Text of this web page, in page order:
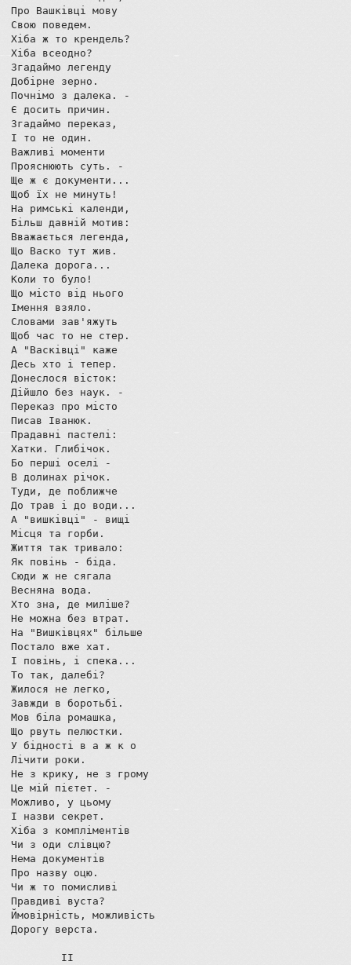
Про Вашківці мову
Свою поведем.
Хіба ж то крендель?
Хіба всеодно?
Згадаймо легенду
Добірне зерно.
Почнімо з далека. -
Є досить причин.
Згадаймо переказ,
І то не один.
Важливі моменти
Прояснюють суть. -
Ще ж є документи...
Щоб їх не минуть!
На римські календи,
Більш давній мотив:
Вважається легенда,
Що Васко тут жив.
Далека дорога...
Коли то було!
Що місто від нього
Імення взяло.
Словами зав'яжуть
Щоб час то не стер.
А "Васківці" каже
Десь хто і тепер.
Донеслося вісток:
Дійшло без наук. -
Переказ про місто
Писав Іванюк.
Прадавні пастелі:
Хатки. Глибічок.
Бо перші оселі -
В долинах річок.
Туди, де поближче
До трав і до води...
А "вишківці" - вищі
Місця та горби.
Життя так тривало:
Як повінь - біда.
Сюди ж не сягала
Весняна вода.
Хто зна, де миліше?
Не можна без втрат.
На "Вишківцях" більше
Постало вже хат.
І повінь, і спека...
То так, далебі?
Жилося не легко,
Завжди в боротьбі.
Мов біла ромашка,
Що рвуть пелюстки.
У бідності в а ж к о
Лічити роки.
Не з крику, не з грому
Це мій пієтет. -
Можливо, у цьому
І назви секрет.
Хіба з компліментів
Чи з оди слівцю?
Нема документів
Про назву оцю.
Чи ж то помисливі
Правдиві вуста?
Ймовірність, можливість
Дорогу верста.
        ІІ